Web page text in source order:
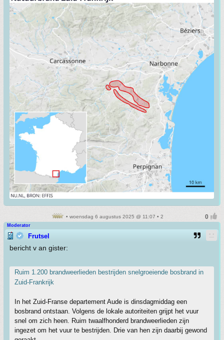
• woensdag 6 augustus 2025 @ 11:07 • 2
Moderator
Frutsel
bericht v an gister:
Ruim 1.200 brandweerlieden bestrijden snelgroeiende bosbrand in
Zuid-Frankrijk
In het Zuid-Franse departement Aude is dinsdagmiddag een
bosbrand ontstaan. Volgens de lokale autoriteiten grijpt het vuur
snel om zich heen. Ruim twaalfhonderd brandweerlieden zijn
ingezet om het vuur te bestrijden. Drie van hen zijn daarbij gewond